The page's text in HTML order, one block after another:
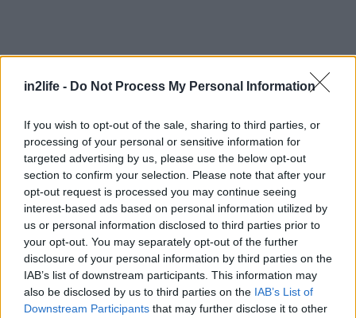
in2life - Do Not Process My Personal Information
If you wish to opt-out of the sale, sharing to third parties, or
processing of your personal or sensitive information for
targeted advertising by us, please use the below opt-out
section to confirm your selection. Please note that after your
opt-out request is processed you may continue seeing
interest-based ads based on personal information utilized by
us or personal information disclosed to third parties prior to
your opt-out. You may separately opt-out of the further
disclosure of your personal information by third parties on the
IAB’s list of downstream participants. This information may
also be disclosed by us to third parties on the IAB’s List of
Downstream Participants that may further disclose it to other
Αναζήτηση